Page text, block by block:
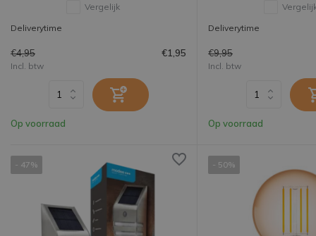
Vergelijk
Deliverytime
€4,95 €1,95
Incl. btw
Op voorraad
Deliverytime
€9,95
Incl. btw
Op voorraad
- 47% - 50%